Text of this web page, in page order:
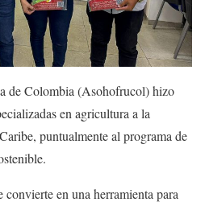
de Colombia (Asohofrucol) hizo
en agricultura a la
puntualmente al programa de
en una herramienta para